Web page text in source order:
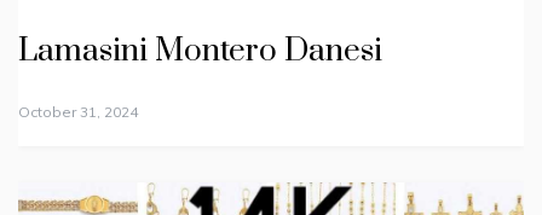
Lamasini Montero Danesi
October 31, 2024